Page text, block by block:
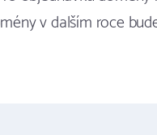
v dalším roce